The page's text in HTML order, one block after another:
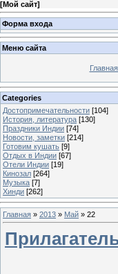
[Мой сайт]
Форма входа
Меню сайта
Categories
Достопримечательности [104]
История, литература [130]
Праздники Индии [74]
Новости, заметки [214]
Готовим кушать [9]
Отдых в Индии [67]
Отели Индии [19]
Кинозал [264]
Музыка [7]
Хинди [262]
Главная » 2013 » Май » 22